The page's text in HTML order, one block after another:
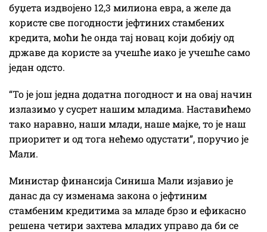
буџета издвојено 12,3 милиона евра, а желе да
користе све погодности јефтиних стамбених
кредита, моћи ће онда тај новац који добију од
државе да користе за учешће иако је учешће само
један одсто.
“То је још једна додатна погодност и на овај начин
излазимо у сусрет нашим младима. Наставићемо
тако наравно, наши млади, наше мајке, то је наш
приоритет и од тога нећемо одустати”, поручио је
Мали.
Министар финансија Синиша Мали изјавио је
данас да су изменама закона о јефтиним
стамбеним кредитима за младе брзо и ефикасно
решена четири захтева младих управо да би се